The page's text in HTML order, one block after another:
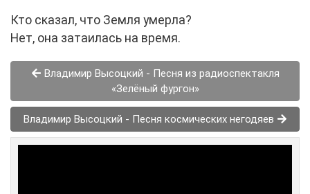
Кто сказал, что Земля умерла?
Нет, она затаилась на время.
Владимир Высоцкий - Песня из радиоспектакля
«Зелёный фургон»
Владимир Высоцкий - Песня космических негодяев